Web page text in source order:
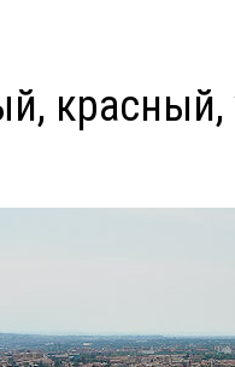
красный,